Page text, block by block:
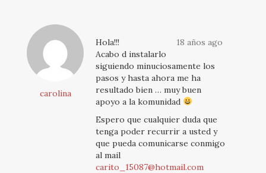
carolina
18 años ago
Hola!!!
Acabo d instalarlo
siguiendo minuciosamente los
pasos y hasta ahora me ha
resultado bien … muy buen
apoyo a la komunidad
Espero que cualquier duda que
tenga poder recurrir a usted y
que pueda comunicarse conmigo
al mail
carito_15087@hotmail.com